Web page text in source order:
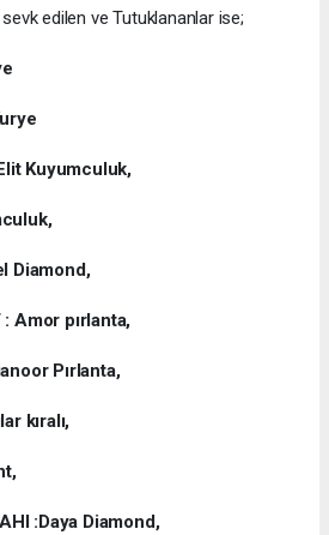
edilen ve Tutuklananlar ise;
Kuyumculuk,
Diamond,
Amor pırlanta,
Pırlanta,
kıralı,
:Daya Diamond,